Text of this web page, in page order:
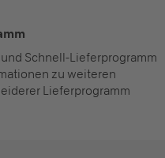
Schnell-Lieferprogramm
zu weiteren
Lieferprogramm